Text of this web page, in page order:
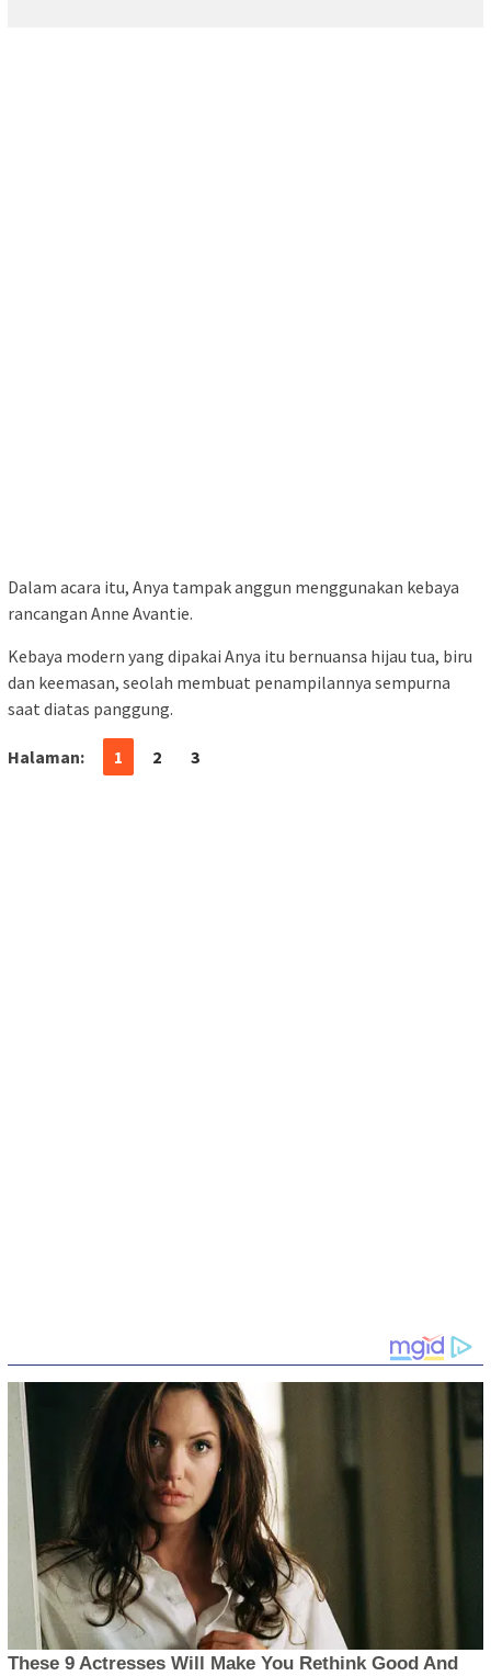
Dalam acara itu, Anya tampak anggun menggunakan kebaya
rancangan Anne Avantie.
Kebaya modern yang dipakai Anya itu bernuansa hijau tua, biru
dan keemasan, seolah membuat penampilannya sempurna
saat diatas panggung.
Halaman: 1 2 3